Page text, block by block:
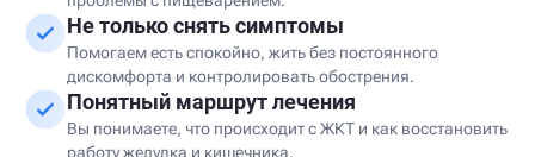
Не только снять симптомы
Помогаем есть спокойно, жить без постоянного
дискомфорта и контролировать обострения.
Понятный маршрут лечения
Вы понимаете, что происходит с ЖКТ и как восстановить
работу желудка и кишечника.